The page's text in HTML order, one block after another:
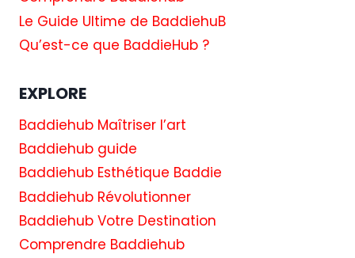
Le Guide Ultime de BaddiehuB
Qu’est-ce que BaddieHub ?
EXPLORE
Baddiehub Maîtriser l’art
Baddiehub guide
Baddiehub Esthétique Baddie
Baddiehub Révolutionner
Baddiehub Votre Destination
Comprendre Baddiehub